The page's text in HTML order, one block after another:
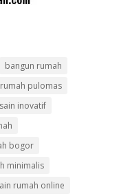
bangun rumah
pulomas
inovatif
bogor
minimalis
rumah online